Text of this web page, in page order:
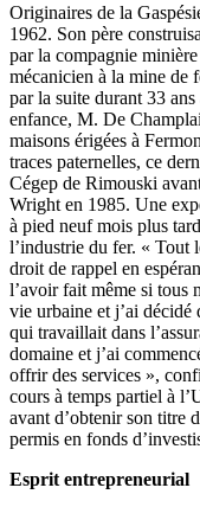
Originaires de la
1962. Son père
par la compagnie
mécanicien à la mine de
par la suite durant 33
enfance, M. De
maisons érigées à
traces paternelles, ce
Cégep de Rimouski
Wright en 1985. Une
à pied neuf mois plus
l’industrie du fer. « Tout
droit de rappel en
l’avoir fait même si tous
vie urbaine et j’ai
qui travaillait dans
domaine et j’ai
offrir des services »,
cours à temps partiel à
avant d’obtenir son titre
permis en fonds
Esprit entrepreneurial